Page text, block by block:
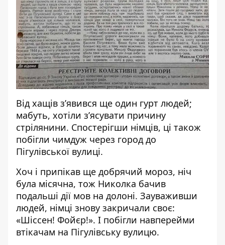
Від хащів з’явився ще один гурт людей;
мабуть, хотіли з’ясувати причину
стрілянини. Спостерігши німців, ці також
побігли чимдуж через город до
Пігулівської вулиці.
Хоч і припікав ще добрячий мороз, ніч
була місячна, тож Николка бачив
подальші дії мов на долоні. Зауваживши
людей, німці знову закричали своє:
«Шіссен! Фойєр!». І побігли навперейми
втікачам на Пігулівську вулицю.